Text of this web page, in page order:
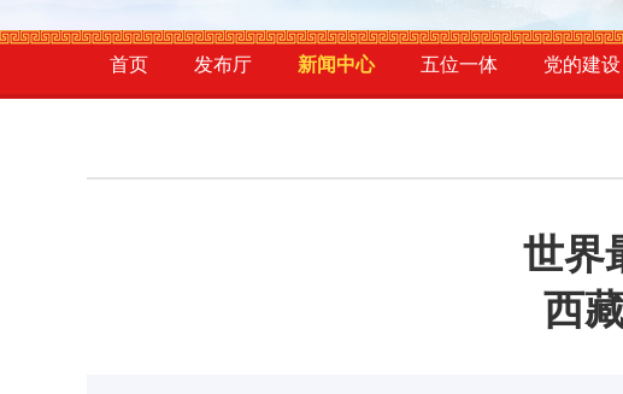
首页 发布厅 新闻中心 五位一体 党的建设
世界
西